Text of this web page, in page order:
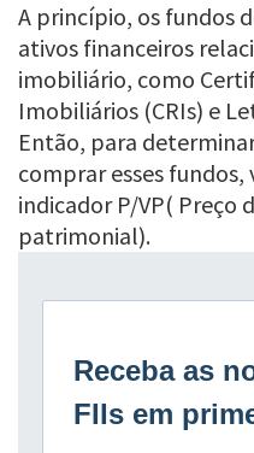
A princípio, os fundos
ativos financeiros
imobiliário, como
Imobiliários (CRIs) e
Então, para
comprar esses fundos,
indicador P/VP( Preço
patrimonial).